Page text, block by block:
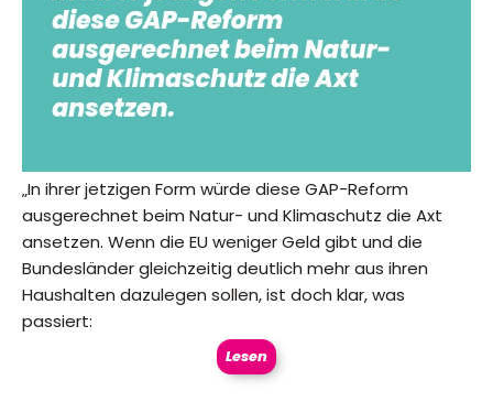
„In ihrer jetzigen Form würde diese GAP-Reform
ausgerechnet beim Natur- und Klimaschutz die Axt
ansetzen. Wenn die EU weniger Geld gibt und die
Bundesländer gleichzeitig deutlich mehr aus ihren
Haushalten dazulegen sollen, ist doch klar, was
passiert:
Lesen